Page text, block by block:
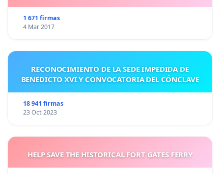
1 671 firmas
4 Mar 2017
RECONOCIMIENTO DE LA SEDE IMPEDIDA DE
BENEDICTO XVI Y CONVOCATORIA DEL CÓNCLAVE
18 941 firmas
23 Oct 2023
HELP SAVE THE HISTORICAL FORT GATES FERRY